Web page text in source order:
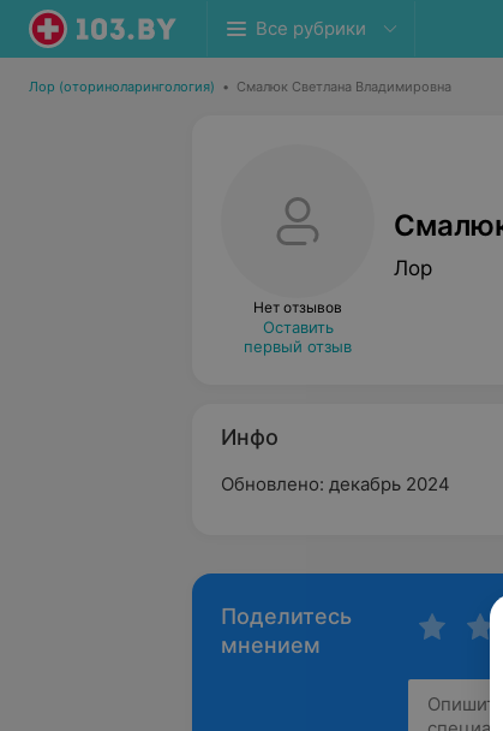
Все рубрики
Лор (оториноларингология) • Смалюк Светлана Владимировна
Нет отзывов
Оставить
первый отзыв
Лор
Инфо
Обновлено: декабрь 2024
Поделитесь
мнением